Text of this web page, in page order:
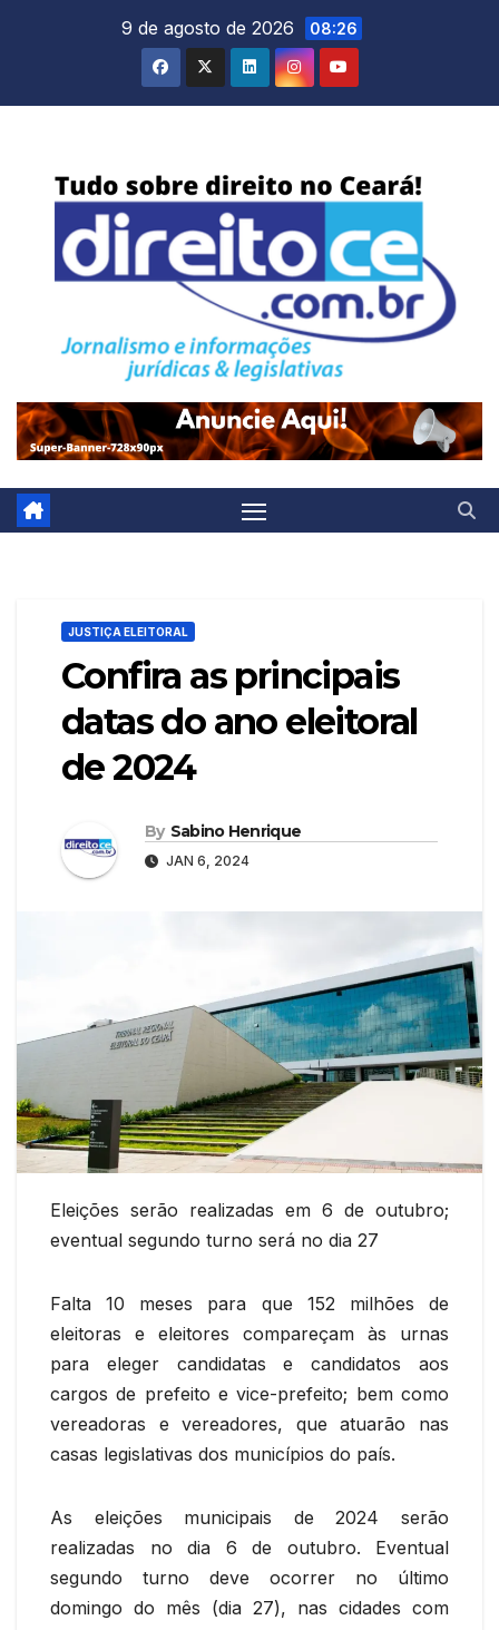
9 de agosto de 2026 08:26
JUSTIÇA ELEITORAL
Confira as principais
datas do ano eleitoral
de 2024
By Sabino Henrique
JAN 6, 2024
Eleições serão realizadas em 6 de outubro;
eventual segundo turno será no dia 27
Falta 10 meses para que 152 milhões de
eleitoras e eleitores compareçam às urnas
para eleger candidatas e candidatos aos
cargos de prefeito e vice-prefeito; bem como
vereadoras e vereadores, que atuarão nas
casas legislativas dos municípios do país.
As eleições municipais de 2024 serão
realizadas no dia 6 de outubro. Eventual
segundo turno deve ocorrer no último
domingo do mês (dia 27), nas cidades com